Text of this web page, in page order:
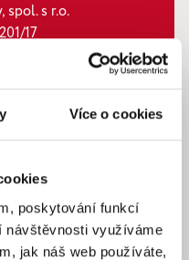
Více o cookies
poskytování funkcí
návštěvnosti využíváme
jak náš web používáte,
spol. s r.o.
17
– 18.00 hod
273 134 681